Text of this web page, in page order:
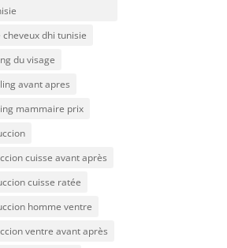
dhi tunisie
du visage
avant apres
mammaire prix
cuisse avant après
cuisse ratée
homme ventre
ventre avant après